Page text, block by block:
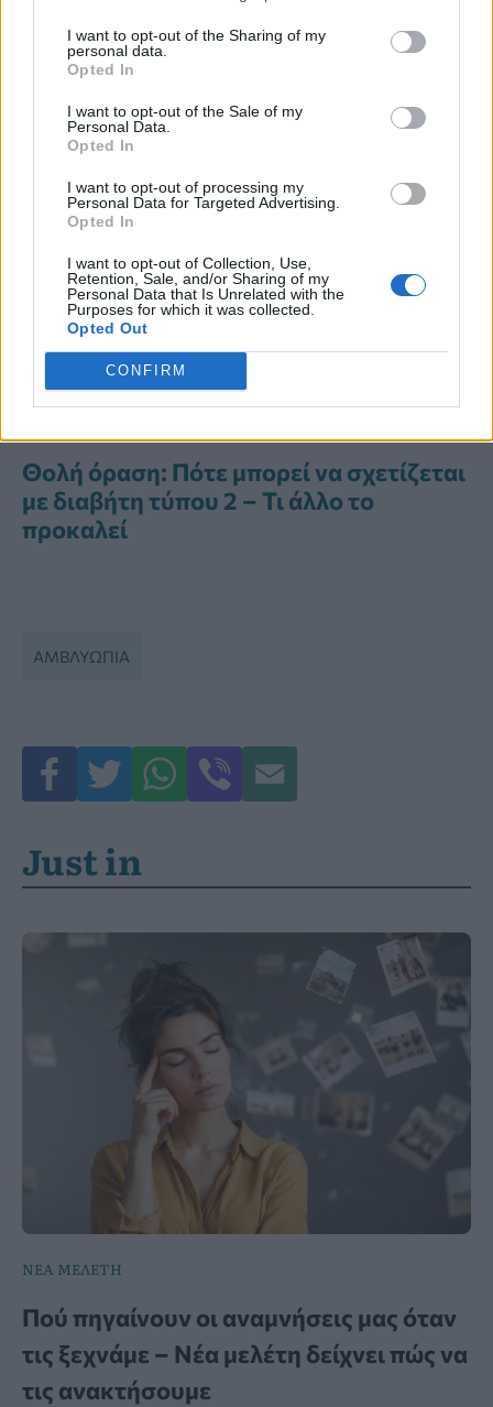
I want to opt-out of the Sharing of my
personal data.
Opted In
I want to opt-out of the Sale of my
Personal Data.
Opted In
I want to opt-out of processing my
Personal Data for Targeted Advertising.
Opted In
I want to opt-out of Collection, Use,
Retention, Sale, and/or Sharing of my
Personal Data that Is Unrelated with the
Purposes for which it was collected.
Opted Out
CONFIRM
Διαβάστε Περισσότερα
Διαβήτης και όραση: Τα συμπτώματα
της διαβητικής
αμφιβληστροειδοπάθειας και οι
σύγχρονες θεραπείες
Πώς να εξαφανίσω τους μαύρους
κύκλους και τις σακούλες κάτω από τα
μάτια; Το Cleveland Clinic απαντά
Ανεπάρκεια βιταμίνης Β12: Τα 5 σημάδια
που μπορεί να εμφανιστούν στο
Θολή όραση: Πότε μπορεί να σχετίζεται
με διαβήτη τύπου 2 – Τι άλλο το
προκαλεί
ΑΜΒΛΥΩΠΊΑ
Just in
ΝΕΑ ΜΕΛΕΤΗ
Πού πηγαίνουν οι αναμνήσεις μας όταν
τις ξεχνάμε – Νέα μελέτη δείχνει πώς να
τις ανακτήσουμε